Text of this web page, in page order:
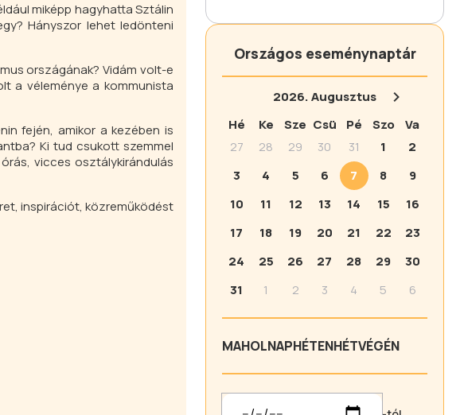
miképp hagyhatta Sztálin
Hányszor lehet ledönteni
országának? Vidám volt-e
a véleménye a kommunista
fején, amikor a kezében is
Ki tud csukott szemmel
vicces osztálykirándulás
inspirációt, közreműködést
Országos eseménynaptár
2026.Augusztus
Hé
Ke Sze Csü Pé Szo
Va
27
28 29 30 31 1
2
3
4 5 6 7 8
9
10
11 12 13 14 15
16
17
18 19 20 21 22
23
24
25 26 27 28 29
30
31
1 2 3 4 5 6
MAHOLNAPHÉTENHÉTVÉGÉN